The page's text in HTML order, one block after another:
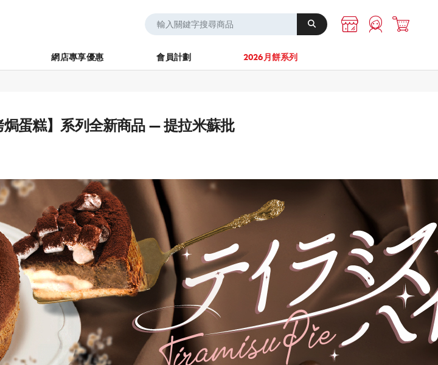
A-1 Energy 其他
網店專享優惠 會員計劃 2026月餅系列
蛋糕】系列全新商品 — 提拉米蘇批